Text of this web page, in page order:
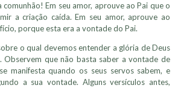
Em seu amor, aprouve ao Pai que o
a criação caída. Em seu amor, aprouve ao
porque esta era a vontade do Pai.
o qual devemos entender a glória de Deus
Observem que não basta saber a vontade de
manifesta quando os seus servos sabem, e
a sua vontade. Alguns versículos antes,